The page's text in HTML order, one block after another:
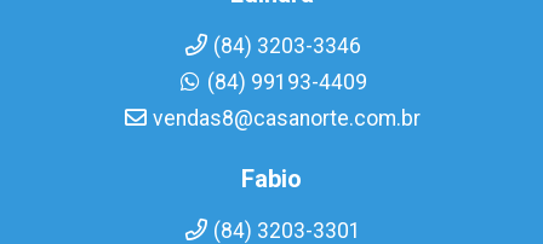
(84) 3203-3346
(84) 99193-4409
vendas8@casanorte.com.br
Fabio
(84) 3203-3301